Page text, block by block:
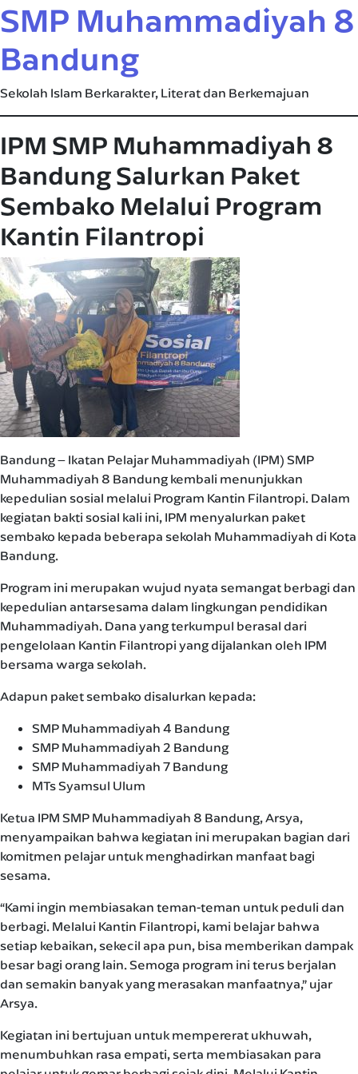
SMP Muhammadiyah 8
Bandung
Sekolah Islam Berkarakter, Literat dan Berkemajuan
IPM SMP Muhammadiyah 8
Bandung Salurkan Paket
Sembako Melalui Program
Kantin Filantropi
Bandung – Ikatan Pelajar Muhammadiyah (IPM) SMP
Muhammadiyah 8 Bandung kembali menunjukkan
kepedulian sosial melalui Program Kantin Filantropi. Dalam
kegiatan bakti sosial kali ini, IPM menyalurkan paket
sembako kepada beberapa sekolah Muhammadiyah di Kota
Bandung.
Program ini merupakan wujud nyata semangat berbagi dan
kepedulian antarsesama dalam lingkungan pendidikan
Muhammadiyah. Dana yang terkumpul berasal dari
pengelolaan Kantin Filantropi yang dijalankan oleh IPM
bersama warga sekolah.
Adapun paket sembako disalurkan kepada:
SMP Muhammadiyah 4 Bandung
SMP Muhammadiyah 2 Bandung
SMP Muhammadiyah 7 Bandung
MTs Syamsul Ulum
Ketua IPM SMP Muhammadiyah 8 Bandung, Arsya,
menyampaikan bahwa kegiatan ini merupakan bagian dari
komitmen pelajar untuk menghadirkan manfaat bagi
sesama.
“Kami ingin membiasakan teman-teman untuk peduli dan
berbagi. Melalui Kantin Filantropi, kami belajar bahwa
setiap kebaikan, sekecil apa pun, bisa memberikan dampak
besar bagi orang lain. Semoga program ini terus berjalan
dan semakin banyak yang merasakan manfaatnya,” ujar
Arsya.
Kegiatan ini bertujuan untuk mempererat ukhuwah,
menumbuhkan rasa empati, serta membiasakan para